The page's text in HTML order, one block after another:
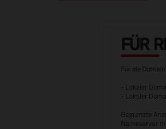
FÜR
Für die
- Lokaler
- Lokaler
Begrenzte
Nameserver